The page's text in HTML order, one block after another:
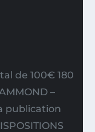
de 100€ 180
–
publication